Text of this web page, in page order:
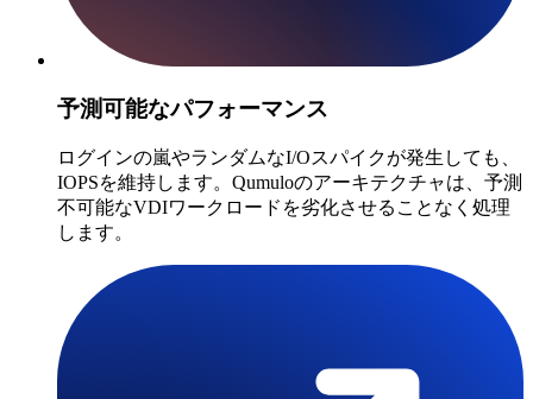
予測可能なパフォーマンス
ログインの嵐やランダムなI/Oスパイクが発生しても、
IOPSを維持します。Qumuloのアーキテクチャは、予測
不可能なVDIワークロードを劣化させることなく処理
します。